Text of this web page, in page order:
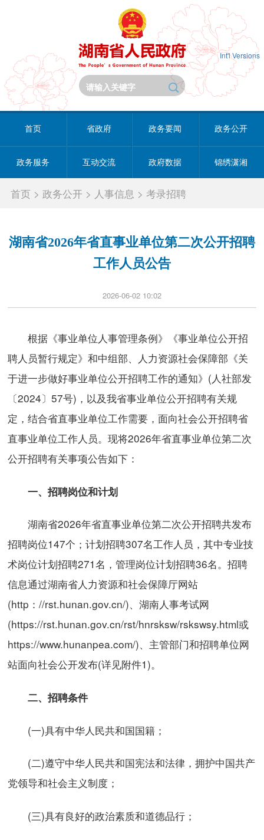
Int'l Versions
首页 省政府 政务要闻 政务公开
政务服务 互动交流 政府数据 锦绣潇湘
首页 >政务公开 > 人事信息 >考录招聘
湖南省2026年省直事业单位第二次公开招聘
工作人员公告
2026-06-02 10:02
根据《事业单位人事管理条例》《事业单位公开招
聘人员暂行规定》和中组部、人力资源社会保障部《关
于进一步做好事业单位公开招聘工作的通知》(人社部发
〔2024〕57号)，以及我省事业单位公开招聘有关规
定，结合省直事业单位工作需要，面向社会公开招聘省
直事业单位工作人员。现将2026年省直事业单位第二次
公开招聘有关事项公告如下：
一、招聘岗位和计划
湖南省2026年省直事业单位第二次公开招聘共发布
招聘岗位147个；计划招聘307名工作人员，其中专业技
术岗位计划招聘271名，管理岗位计划招聘36名。招聘
信息通过湖南省人力资源和社会保障厅网站
(http：//rst.hunan.gov.cn/)、湖南人事考试网
(https://rst.hunan.gov.cn/rst/hnrsksw/rskswsy.html或
https://www.hunanpea.com/)、主管部门和招聘单位网
站面向社会公开发布(详见附件1)。
二、招聘条件
(一)具有中华人民共和国国籍；
(二)遵守中华人民共和国宪法和法律，拥护中国共产
党领导和社会主义制度；
(三)具有良好的政治素质和道德品行；